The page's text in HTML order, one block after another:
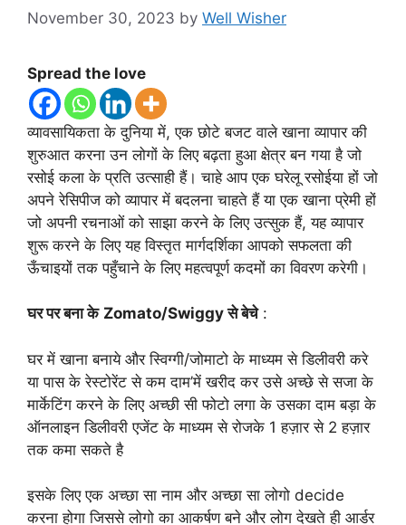
November 30, 2023 by Well Wisher
Spread the love
व्यावसायिकता के दुनिया में, एक छोटे बजट वाले खाना व्यापार की
शुरुआत करना उन लोगों के लिए बढ़ता हुआ क्षेत्र बन गया है जो
रसोई कला के प्रति उत्साही हैं। चाहे आप एक घरेलू रसोईया हों जो
अपने रेसिपीज को व्यापार में बदलना चाहते हैं या एक खाना प्रेमी हों
जो अपनी रचनाओं को साझा करने के लिए उत्सुक हैं, यह व्यापार
शुरू करने के लिए यह विस्तृत मार्गदर्शिका आपको सफलता की
ऊँचाइयों तक पहुँचाने के लिए महत्वपूर्ण कदमों का विवरण करेगी।
घर पर बना के Zomato/Swiggy से बेचे:
घर में खाना बनाये और स्विग्गी/जोमाटो के माध्यम से डिलीवरी करे
या पास के रेस्टोरेंट से कम दाम’में खरीद कर उसे अच्छे से सजा के
मार्केटिंग करने के लिए अच्छी सी फोटो लगा के उसका दाम बड़ा के
ऑनलाइन डिलीवरी एजेंट के माध्यम से रोजके 1 हज़ार से 2 हज़ार
तक कमा सकते है
इसके लिए एक अच्छा सा नाम और अच्छा सा लोगो decide
करना होगा जिससे लोगो का आकर्षण बने और लोग देखते ही आर्डर